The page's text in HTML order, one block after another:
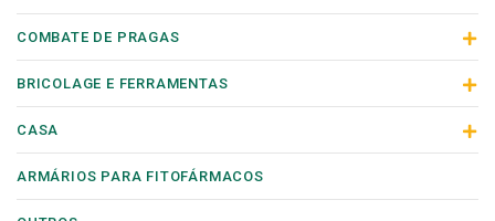
COMBATE DE PRAGAS
BRICOLAGE E FERRAMENTAS
CASA
ARMÁRIOS PARA FITOFÁRMACOS